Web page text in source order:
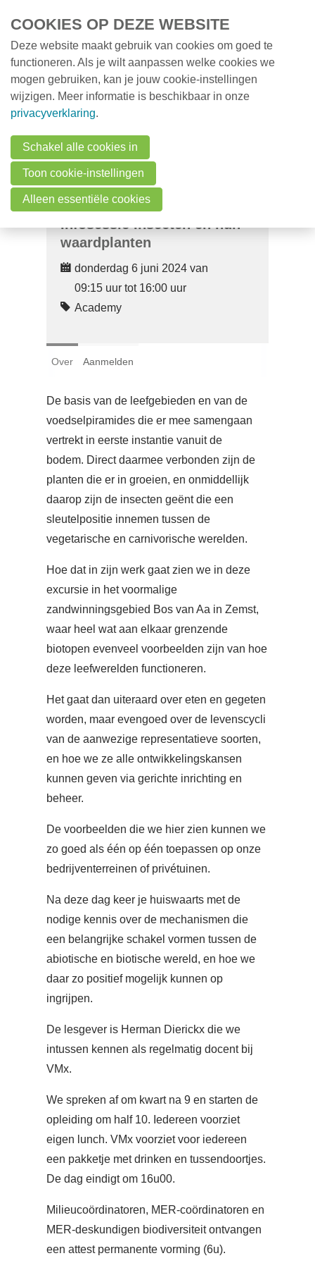
MENU
Infosessie Insecten en hun
waardplanten
donderdag 6 juni 2024 van
09:15 uur tot 16:00 uur
Academy
Over Aanmelden
De basis van de leefgebieden en van de
voedselpiramides die er mee samengaan
vertrekt in eerste instantie vanuit de
bodem. Direct daarmee verbonden zijn de
planten die er in groeien, en onmiddellijk
daarop zijn de insecten geënt die een
sleutelpositie innemen tussen de
vegetarische en carnivorische werelden.
Hoe dat in zijn werk gaat zien we in deze
excursie in het voormalige
zandwinningsgebied Bos van Aa in Zemst,
waar heel wat aan elkaar grenzende
biotopen evenveel voorbeelden zijn van hoe
deze leefwerelden functioneren.
Het gaat dan uiteraard over eten en gegeten
worden, maar evengoed over de levenscycli
van de aanwezige representatieve soorten,
en hoe we ze alle ontwikkelingskansen
kunnen geven via gerichte inrichting en
beheer.
De voorbeelden die we hier zien kunnen we
zo goed als één op één toepassen op onze
bedrijventerreinen of privétuinen.
Na deze dag keer je huiswaarts met de
nodige kennis over de mechanismen die
een belangrijke schakel vormen tussen de
abiotische en biotische wereld, en hoe we
daar zo positief mogelijk kunnen op
ingrijpen.
De lesgever is Herman Dierickx die we
intussen kennen als regelmatig docent bij
VMx.
We spreken af om kwart na 9 en starten de
opleiding om half 10. Iedereen voorziet
eigen lunch. VMx voorziet voor iedereen
een pakketje met drinken en tussendoortjes.
De dag eindigt om 16u00.
Milieucoördinatoren, MER-coördinatoren en
MER-deskundigen biodiversiteit ontvangen
een attest permanente vorming (6u).
Milieunieuws
Vacatures
Zoeken
Nederlands
COOKIES OP DEZE WEBSITE
Deze website maakt gebruik van cookies om goed te
functioneren. Als je wilt aanpassen welke cookies we
mogen gebruiken, kan je jouw cookie-instellingen
wijzigen. Meer informatie is beschikbaar in onze
privacyverklaring.
Schakel alle cookies in
Toon cookie-instellingen
Alleen essentiële cookies